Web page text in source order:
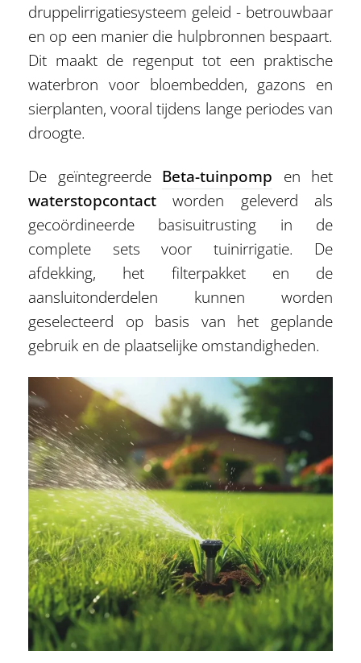
druppelirrigatiesysteem geleid - betrouwbaar
en op een manier die hulpbronnen bespaart.
Dit maakt de regenput tot een praktische
waterbron voor bloembedden, gazons en
sierplanten, vooral tijdens lange periodes van
droogte.
De geïntegreerde Beta-tuinpomp en het
waterstopcontact worden geleverd als
gecoördineerde basisuitrusting in de
complete sets voor tuinirrigatie. De
afdekking, het filterpakket en de
aansluitonderdelen kunnen worden
geselecteerd op basis van het geplande
gebruik en de plaatselijke omstandigheden.